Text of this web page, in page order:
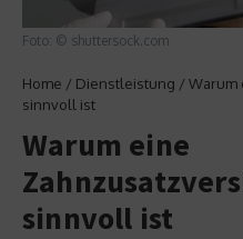
Foto: © shuttersock.com
Home / Dienstleistung / Warum
sinnvoll ist
Warum eine
sinnvoll ist